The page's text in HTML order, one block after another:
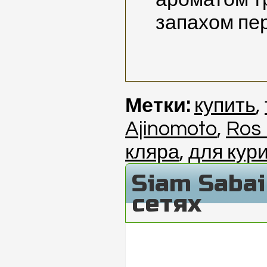
запахом
Метки: купить,
Ajinomoto, Ros
кляра, для
Siam
сетях